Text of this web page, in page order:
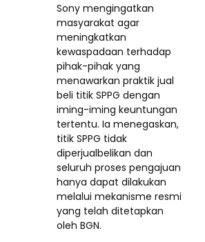
Sony mengingatkan
masyarakat agar
meningkatkan
kewaspadaan terhadap
pihak-pihak yang
menawarkan praktik jual
beli titik SPPG dengan
iming-iming keuntungan
tertentu. Ia menegaskan,
titik SPPG tidak
diperjualbelikan dan
seluruh proses pengajuan
hanya dapat dilakukan
melalui mekanisme resmi
yang telah ditetapkan
oleh BGN.